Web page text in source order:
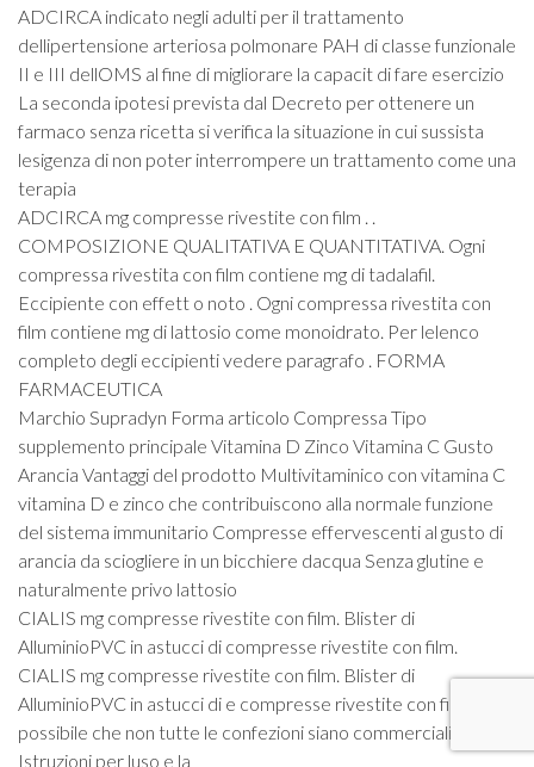
ADCIRCA indicato negli adulti per il trattamento
dellipertensione arteriosa polmonare PAH di classe funzionale
II e III dellOMS al fine di migliorare la capacit di fare esercizio
La seconda ipotesi prevista dal Decreto per ottenere un
farmaco senza ricetta si verifica la situazione in cui sussista
lesigenza di non poter interrompere un trattamento come una
terapia
ADCIRCA mg compresse rivestite con film . .
COMPOSIZIONE QUALITATIVA E QUANTITATIVA. Ogni
compressa rivestita con film contiene mg di tadalafil.
Eccipiente con effett o noto . Ogni compressa rivestita con
film contiene mg di lattosio come monoidrato. Per lelenco
completo degli eccipienti vedere paragrafo . FORMA
FARMACEUTICA
Marchio Supradyn Forma articolo Compressa Tipo
supplemento principale Vitamina D Zinco Vitamina C Gusto
Arancia Vantaggi del prodotto Multivitaminico con vitamina C
vitamina D e zinco che contribuiscono alla normale funzione
del sistema immunitario Compresse effervescenti al gusto di
arancia da sciogliere in un bicchiere dacqua Senza glutine e
naturalmente privo lattosio
CIALIS mg compresse rivestite con film. Blister di
AlluminioPVC in astucci di compresse rivestite con film.
CIALIS mg compresse rivestite con film. Blister di
AlluminioPVC in astucci di e compresse rivestite con film. E
possibile che non tutte le confezioni siano commercializzate. .
Istruzioni per luso e la